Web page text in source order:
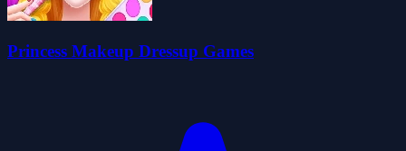
Princess Makeup Dressup Games